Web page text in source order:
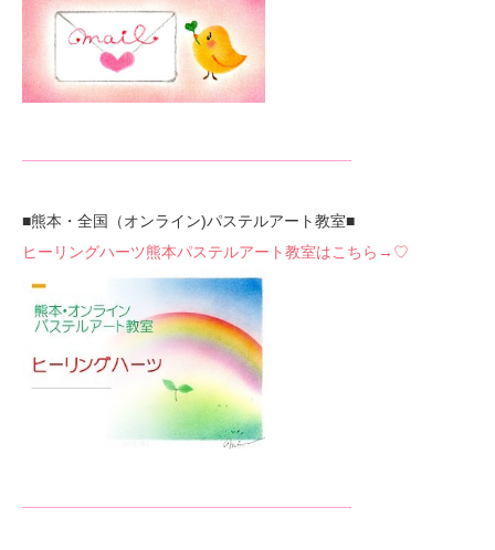
—————————————————————-
■熊本・全国（オンライン)パステルアート教室■
ヒーリングハーツ熊本パステルアート教室はこちら→♡
—————————————————————-